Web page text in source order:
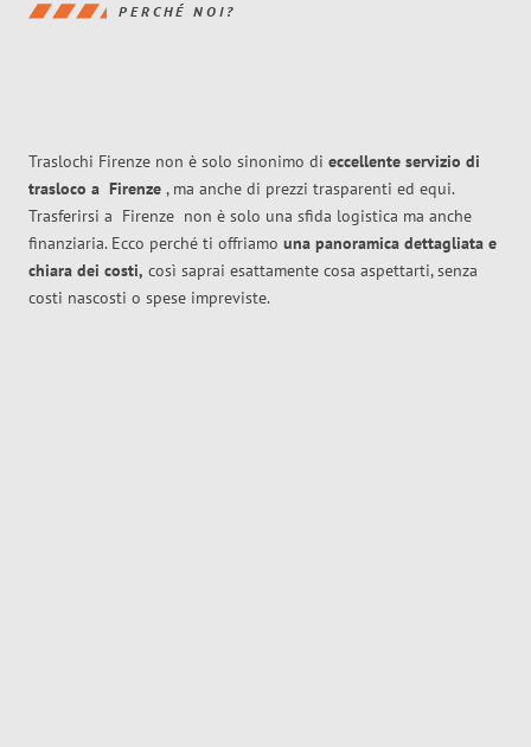
PERCHÉ NOI?
Traslochi Firenze non è solo sinonimo di eccellente servizio di
trasloco a Firenze , ma anche di prezzi trasparenti ed equi.
Trasferirsi a Firenze non è solo una sfida logistica ma anche
finanziaria. Ecco perché ti offriamo una panoramica dettagliata e
chiara dei costi, così saprai esattamente cosa aspettarti, senza
costi nascosti o spese impreviste.